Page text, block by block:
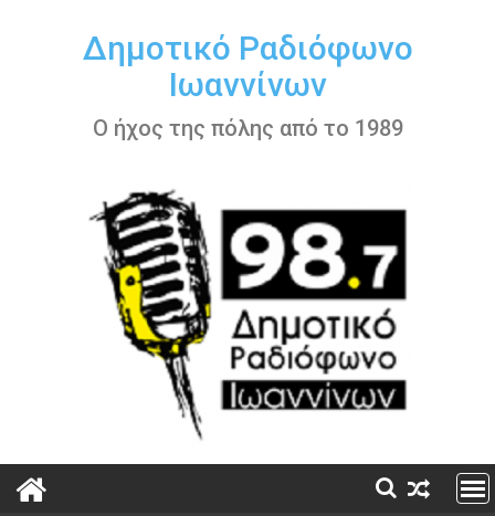
περιεχόμενοΔημοτικό Ραδιόφωνο
Ιωαννίνων
Ο ήχος της πόλης από το 1989